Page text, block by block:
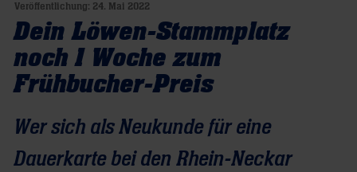
Veröffentlichung: 24. Mai 2022
Dein Löwen-Stammplatz
noch 1 Woche zum
Frühbucher-Preis
Wer sich als Neukunde für eine
Dauerkarte bei den Rhein-Neckar